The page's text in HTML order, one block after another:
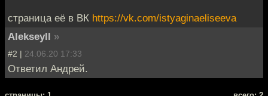
страница её в ВК https://vk.com/istyaginaeliseeva
Alekseyll »
#2 | 24.06.20 17:33
Ответил Андрей.